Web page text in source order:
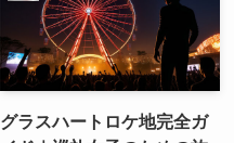
グラスハートロケ地完全ガ